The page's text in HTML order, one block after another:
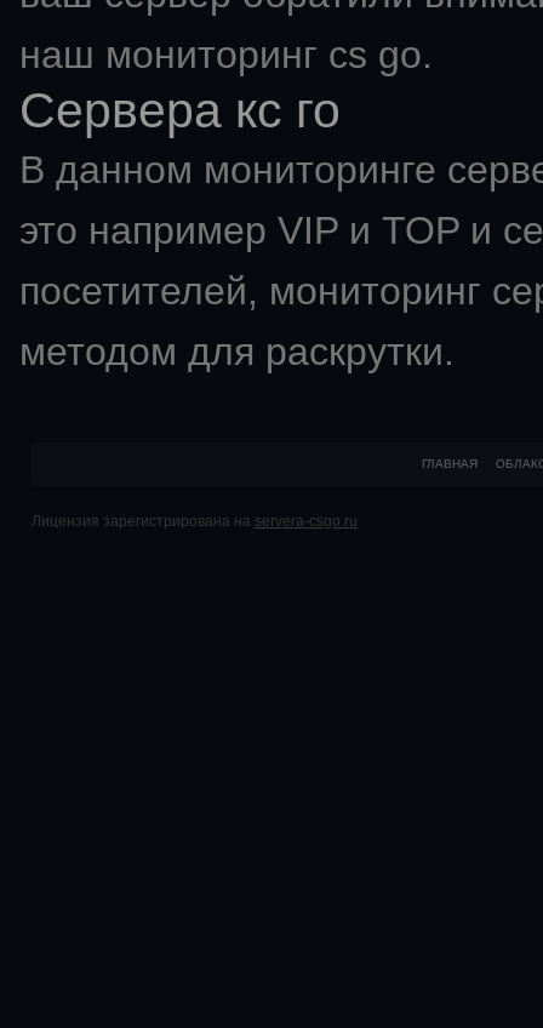
наш мониторинг cs go.
Сервера кс го
В данном мониторинге
это например VIP и TOP и
посетителей, мониторинг
методом для раскрутки.
ГЛАВНАЯ
Лицензия зарегистрирована на servera-csgo.ru